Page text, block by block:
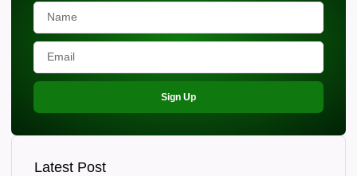
Sign Up
Latest Post